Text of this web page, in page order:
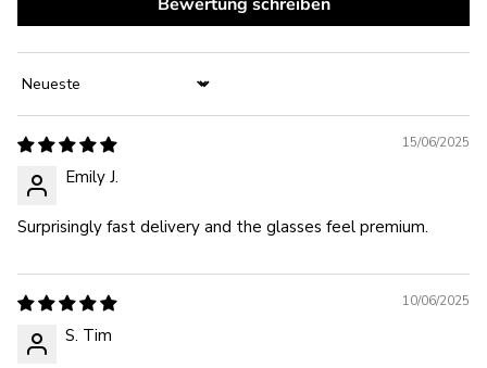
Sort by
15/06/2025
Emily J.
Surprisingly fast delivery and the glasses feel premium.
10/06/2025
S. Tim